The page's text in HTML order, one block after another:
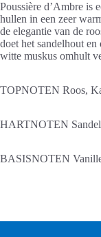
Poussière d’Ambre is
hullen in een zeer
de elegantie van de
doet het sandelhout
witte muskus omhult
TOPNOTEN Roos,
HARTNOTEN
BASISNOTEN